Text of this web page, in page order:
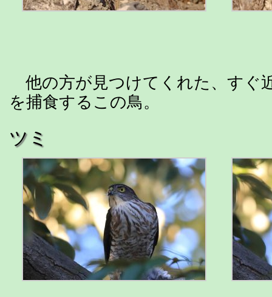
他の方が見つけてくれた、すぐ
を捕食するこの鳥。
ツミ